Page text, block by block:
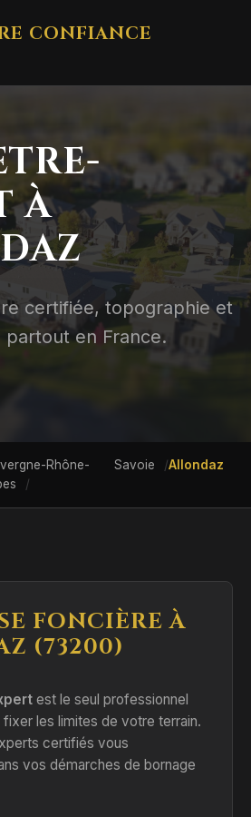
CONFIANCE
À
certifiée, topographie et
partout en France.
Rhône-
Savoie Allondaz
FONCIÈRE À
(73200)
est le seul professionnel
fixer les limites de votre terrain.
certifiés vous
vos démarches de bornage